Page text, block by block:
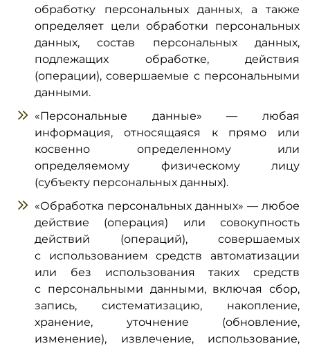
обработку персональных данных, а также
определяет цели обработки персональных
данных, состав персональных данных,
подлежащих обработке, действия
(операции), совершаемые с персональными
данными.
«Персональные данные» — любая
информация, относящаяся к прямо или
косвенно определенному или
определяемому физическому лицу
(субъекту персональных данных).
«Обработка персональных данных» — любое
действие (операция) или совокупность
действий (операций), совершаемых
с использованием средств автоматизации
или без использования таких средств
с персональными данными, включая сбор,
запись, систематизацию, накопление,
хранение, уточнение (обновление,
изменение), извлечение, использование,